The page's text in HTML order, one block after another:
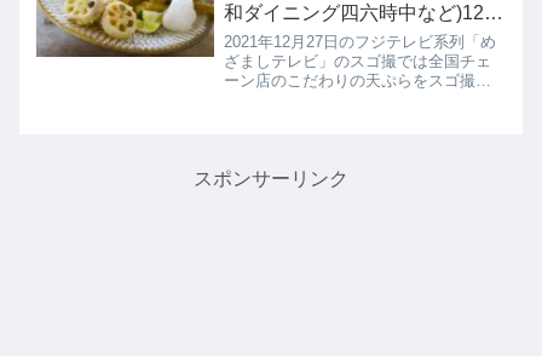
和ダイニング四六時中など)12月
27日
2021年12月27日のフジテレビ系列「め
ざましテレビ」のスゴ撮では全国チェ
ーン店のこだわりの天ぷらをスゴ撮し
スポンサーリンク